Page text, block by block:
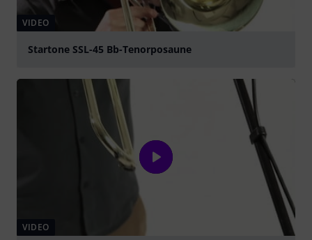
VIDEO
Startone SSL-45 Bb-Tenorposaune
VIDEO